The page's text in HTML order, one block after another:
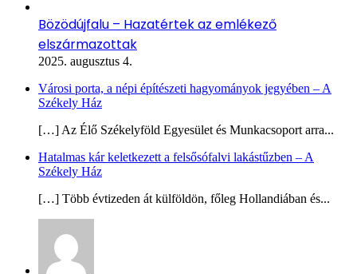
Bözödújfalu – Hazatértek az emlékező
elszármazottak
2025. augusztus 4.
Városi porta, a népi építészeti hagyományok jegyében – A
Székely Ház
[…] Az Élő Székelyföld Egyesület és Munkacsoport arra...
Hatalmas kár keletkezett a felsősófalvi lakástűzben – A
Székely Ház
[…] Több évtizeden át külföldön, főleg Hollandiában és...